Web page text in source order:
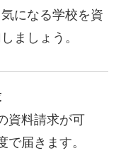
になる学校を資
ましょう。
資料請求が可
で届きます。